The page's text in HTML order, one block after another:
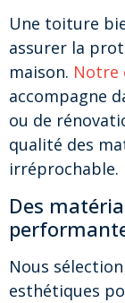
Une toiture
assurer la
maison. Notre
accompagne
ou de
qualité des
irréprochable.
Des
Nous
esthétiques